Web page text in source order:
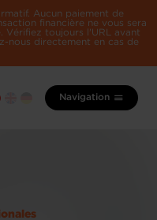
Aucun paiement de
financière ne vous sera
Vérifiez toujours l'URL avant
nous directement en cas de
Navigation